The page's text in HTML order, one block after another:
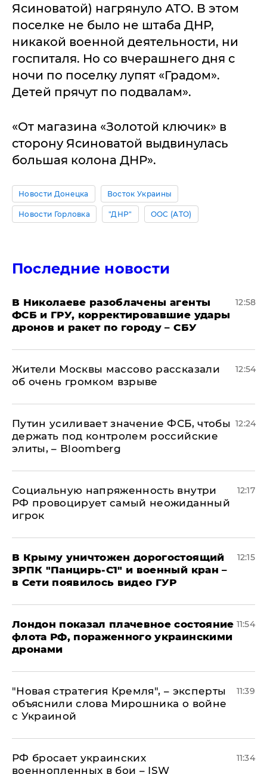
Ясиноватой) нагрянуло АТО. В этом
поселке не было не штаба ДНР,
никакой военной деятельности, ни
госпиталя. Но со вчерашнего дня с
ночи по поселку лупят «Градом».
Детей прячут по подвалам».
«От магазина «Золотой ключик» в
сторону Ясиноватой выдвинулась
большая колона ДНР».
Новости Донецка Восток Украины
Новости Горловка "ДНР" ООС (АТО)
Последние новости
В Николаеве разоблачены агенты
ФСБ и ГРУ, корректировавшие удары
дронов и ракет по городу – СБУ
12:58
Жители Москвы массово рассказали
об очень громком взрыве
12:54
Путин усиливает значение ФСБ, чтобы
держать под контролем российские
элиты, – Bloomberg
12:24
Социальную напряженность внутри
РФ провоцирует самый неожиданный
игрок
12:17
В Крыму уничтожен дорогостоящий
ЗРПК "Панцирь-С1" и военный кран –
в Сети появилось видео ГУР
12:15
Лондон показал плачевное состояние
флота РФ, пораженного украинскими
дронами
11:54
"Новая стратегия Кремля", – эксперты
объяснили слова Мирошника о войне
с Украиной
11:39
РФ бросает украинских
военнопленных в бои – ISW
11:34